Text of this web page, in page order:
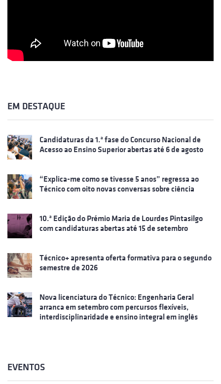
EM DESTAQUE
Candidaturas da 1.ª fase do Concurso Nacional de
Acesso ao Ensino Superior abertas até 6 de agosto
“Explica-me como se tivesse 5 anos” regressa ao
Técnico com oito novas conversas sobre ciência
10.ª Edição do Prémio Maria de Lourdes Pintasilgo
com candidaturas abertas até 15 de setembro
Técnico+ apresenta oferta formativa para o segundo
semestre de 2026
Nova licenciatura do Técnico: Engenharia Geral
arranca em setembro com percursos flexíveis,
interdisciplinaridade e ensino integral em inglês
EVENTOS